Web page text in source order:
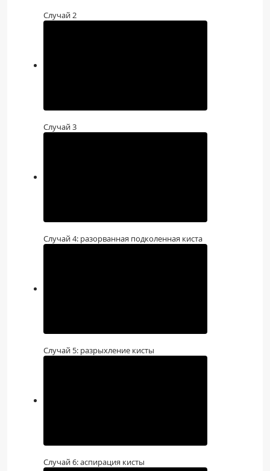
Случай 2
Случай 3
Случай 4: разорванная подколенная киста
Случай 5: разрыхление кисты
Случай 6: аспирация кисты